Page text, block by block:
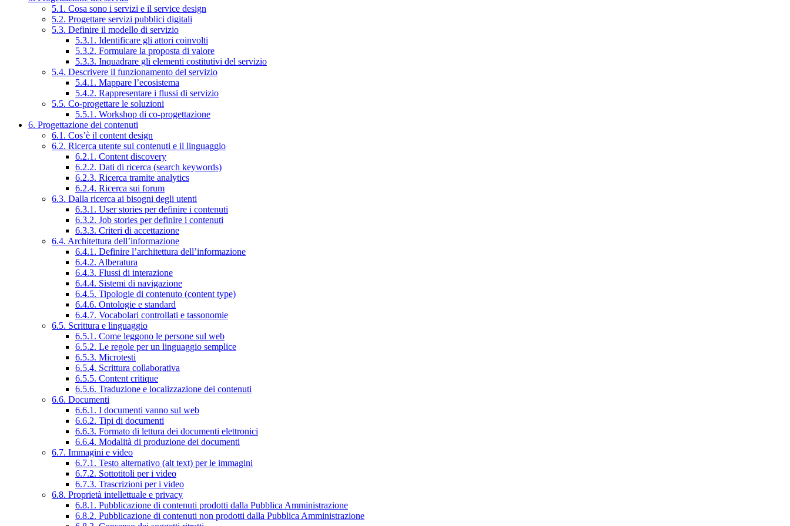
5.1. Cosa sono i servizi e il service design
5.2. Progettare servizi pubblici digitali
5.3. Definire il modello di servizio
5.3.1. Identificare gli attori coinvolti
5.3.2. Formulare la proposta di valore
5.3.3. Inquadrare gli elementi costitutivi del servizio
5.4. Descrivere il funzionamento del servizio
5.4.1. Mappare l’ecosistema
5.4.2. Rappresentare i flussi di servizio
5.5. Co-progettare le soluzioni
5.5.1. Workshop di co-progettazione
6. Progettazione dei contenuti
6.1. Cos’è il content design
6.2. Ricerca utente sui contenuti e il linguaggio
6.2.1. Content discovery
6.2.2. Dati di ricerca (search keywords)
6.2.3. Ricerca tramite analytics
6.2.4. Ricerca sui forum
6.3. Dalla ricerca ai bisogni degli utenti
6.3.1. User stories per definire i contenuti
6.3.2. Job stories per definire i contenuti
6.3.3. Criteri di accettazione
6.4. Architettura dell’informazione
6.4.1. Definire l’architettura dell’informazione
6.4.2. Alberatura
6.4.3. Flussi di interazione
6.4.4. Sistemi di navigazione
6.4.5. Tipologie di contenuto (content type)
6.4.6. Ontologie e standard
6.4.7. Vocabolari controllati e tassonomie
6.5. Scrittura e linguaggio
6.5.1. Come leggono le persone sul web
6.5.2. Le regole per un linguaggio semplice
6.5.3. Microtesti
6.5.4. Scrittura collaborativa
6.5.5. Content critique
6.5.6. Traduzione e localizzazione dei contenuti
6.6. Documenti
6.6.1. I documenti vanno sul web
6.6.2. Tipi di documenti
6.6.3. Formato di lettura dei documenti elettronici
6.6.4. Modalità di produzione dei documenti
6.7. Immagini e video
6.7.1. Testo alternativo (alt text) per le immagini
6.7.2. Sottotitoli per i video
6.7.3. Trascrizioni per i video
6.8. Proprietà intellettuale e privacy
6.8.1. Pubblicazione di contenuti prodotti dalla Pubblica Amministrazione
6.8.2. Pubblicazione di contenuti non prodotti dalla Pubblica Amministrazione